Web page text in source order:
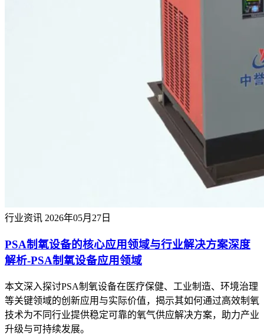
行业资讯 2026年05月27日
PSA制氧设备的核心应用领域与行业解决方案深度
解析-PSA制氧设备应用领域
本文深入探讨PSA制氧设备在医疗保健、工业制造、环境治理
等关键领域的创新应用与实际价值，揭示其如何通过高效制氧
技术为不同行业提供稳定可靠的氧气供应解决方案，助力产业
升级与可持续发展。